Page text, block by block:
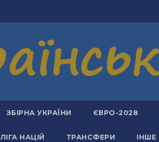
ЗБІРНА УКРАЇНИ ЄВРО-2028
ЛІГА НАЦІЙ ТРАНСФЕРИ ІНШЕ